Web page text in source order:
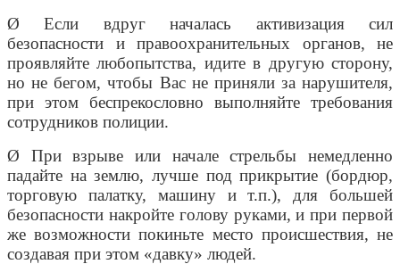
Ø Если вдруг началась активизация сил
безопасности и правоохранительных органов, не
проявляйте любопытства, идите в другую сторону,
но не бегом, чтобы Вас не приняли за нарушителя,
при этом беспрекословно выполняйте требования
сотрудников полиции.
Ø При взрыве или начале стрельбы немедленно
падайте на землю, лучше под прикрытие (бордюр,
торговую палатку, машину и т.п.), для большей
безопасности накройте голову руками, и при первой
же возможности покиньте место происшествия, не
создавая при этом «давку» людей.